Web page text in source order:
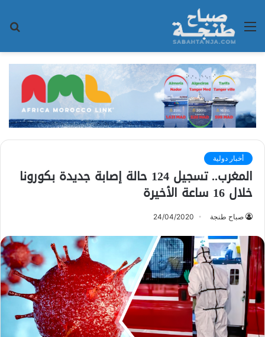
القائمة
أخبار دولية
المغرب.. تسجيل 124 حالة إصابة جديدة بكورونا
خلال 16 ساعة الأخيرة
صباح طنجة 24/04/2020